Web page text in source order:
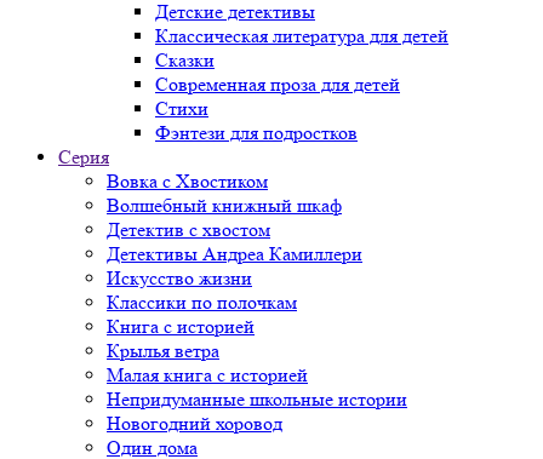
Детские детективы
Классическая литература для детей
Сказки
Современная проза для детей
Стихи
Фэнтези для подростков
Серия
Вовка с Хвостиком
Волшебный книжный шкаф
Детектив с хвостом
Детективы Андреа Камиллери
Искусство жизни
Классики по полочкам
Книга с историей
Крылья ветра
Малая книга с историей
Непридуманные школьные истории
Новогодний хоровод
Один дома